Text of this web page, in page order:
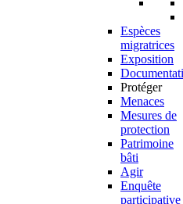
Espèces
migratrices
Exposition
Protéger
Menaces
Mesures de
protection
Patrimoine
bâti
Agir
Enquête
participative